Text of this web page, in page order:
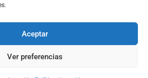
Aceptar
Ver preferencias
de Morfosmedia Comunicaciones
total o parcial WordPress